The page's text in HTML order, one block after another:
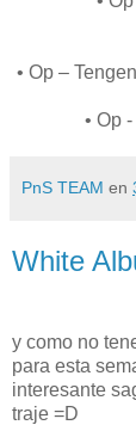
• Op –
• Op
PnS TEAM en
White
y como no
para esta
interesante
traje =D